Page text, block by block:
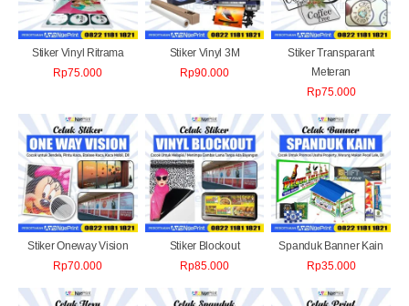
Stiker Vinyl Ritrama
Rp75.000
Stiker Vinyl 3M
Rp90.000
Stiker Transparant
Meteran
Rp75.000
Stiker Oneway Vision
Rp70.000
Stiker Blockout
Rp85.000
Spanduk Banner Kain
Rp35.000